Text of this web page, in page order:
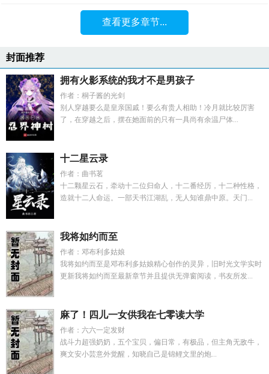
查看更多章节...
封面推荐
拥有火影系统的我才不是男孩子
作者：桐子酱的光剑
别人穿越要么是皇亲国戚！要么有贵人相助！冷月就比较厉害
了，在穿越之后，摆在她面前的只有一具尚有余温尸体...
十二星云录
作者：曲书茗
十二颗星云石，牵动十二位归命人，十二番经历，十二种性格，
造就十二人命运。一部天书江湖乱，无人知谁鼎中原。天门...
我将如约而至
作者：邓布利多姑娘
我将如约而至是邓布利多姑娘精心创作的灵异，旧时光文学实时
更新我将如约而至最新章节并且提供无弹窗阅读，书友所发...
麻了！四儿一女供我在七零读大学
作者：六六一定发财
战斗力超强奶奶，五个宝贝，偏日常，有极品，但主角无敌牛，
爽文安小芸意外觉醒，知晓自己是锦鲤文里的炮...